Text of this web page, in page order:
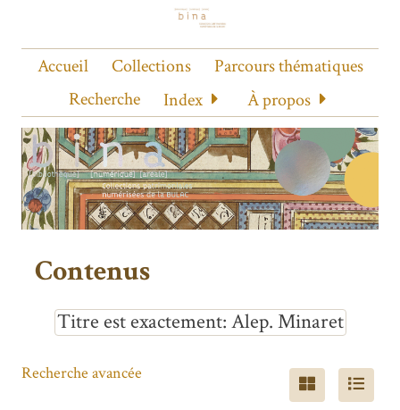
Accueil Collections
Parcours thématiques
Recherche
Index À propos
Contenus
Titre est exactement Alep. Minaret
Recherche avancée